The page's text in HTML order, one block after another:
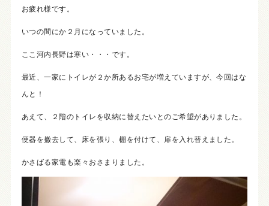
お疲れ様です。
いつの間にか２月になっていました。
ここ河内長野は寒い・・・です。
最近、一家にトイレが２か所あるお宅が増えていますが、今回はな
んと！
あえて、２階のトイレを収納に替えたいとのご希望がありました。
便器を撤去して、床を張り、棚を付けて、扉を入れ替えました。
かさばる家電も楽々おさまりました。